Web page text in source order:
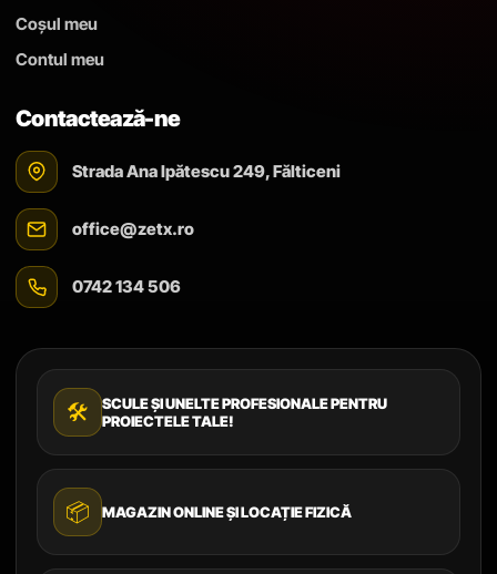
Coșul meu
Contul meu
Contactează-ne
Strada Ana Ipătescu 249, Fălticeni
office@zetx.ro
0742 134 506
🛠️
SCULE ȘI UNELTE PROFESIONALE PENTRU
PROIECTELE TALE!
📦 MAGAZIN ONLINE ȘI LOCAȚIE FIZICĂ